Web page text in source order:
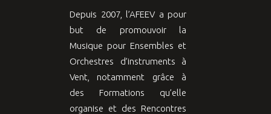
Depuis 2007, l’AFEEV a pour
but de promouvoir la
Musique pour Ensembles et
Orchestres d’instruments à
Vent, notamment grâce à
des Formations qu’elle
organise et des Rencontres